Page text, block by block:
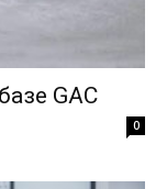
GAC
0